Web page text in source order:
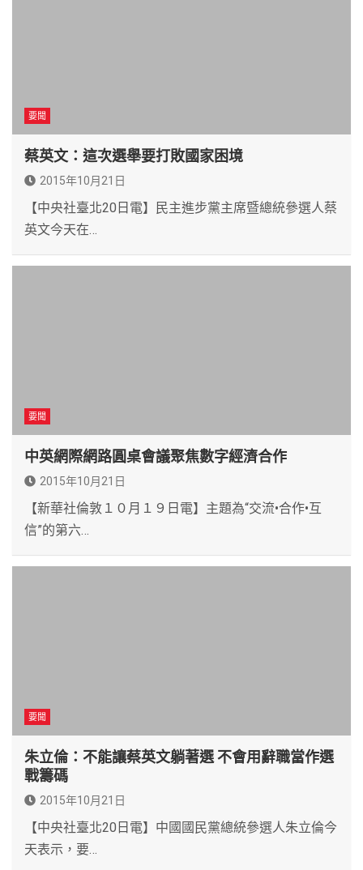
要聞
蔡英文：這次選舉要打敗國家困境
2015年10月21日
【中央社臺北20日電】民主進步黨主席暨總統參選人蔡
英文今天在…
要聞
中英網際網路圓桌會議聚焦數字經濟合作
2015年10月21日
【新華社倫敦１０月１９日電】主題為“交流•合作•互
信”的第六…
要聞
朱立倫：不能讓蔡英文躺著選 不會用辭職當作選
戰籌碼
2015年10月21日
【中央社臺北20日電】中國國民黨總統參選人朱立倫今
天表示，要…